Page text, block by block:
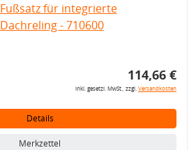
Fußsatz für integrierte
Dachreling - 710600
114,66 €
inkl. gesetzl. MwSt., zzgl.Versandkosten
Details
Merkzettel